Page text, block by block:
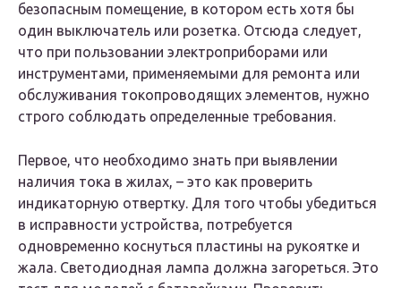
безопасным помещение, в котором есть хотя бы
один выключатель или розетка. Отсюда следует,
что при пользовании электроприборами или
инструментами, применяемыми для ремонта или
обслуживания токопроводящих элементов, нужно
строго соблюдать определенные требования.
Первое, что необходимо знать при выявлении
наличия тока в жилах, – это как проверить
индикаторную отвертку. Для того чтобы убедиться
в исправности устройства, потребуется
одновременно коснуться пластины на рукоятке и
жала. Светодиодная лампа должна загореться. Это